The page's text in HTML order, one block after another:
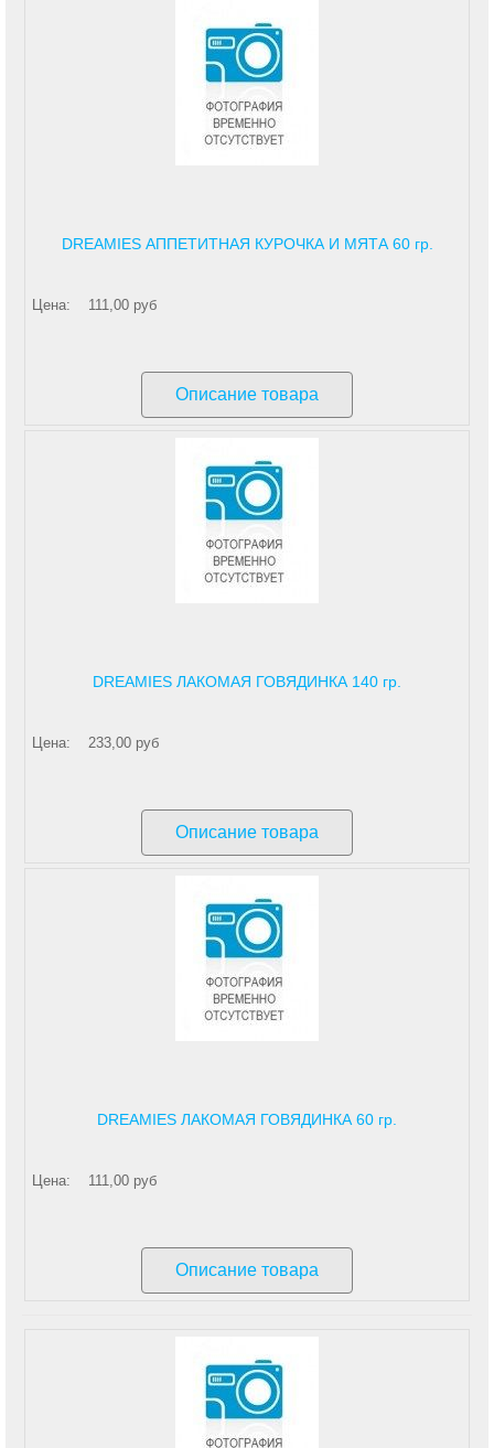
DREAMIES АППЕТИТНАЯ КУРОЧКА И МЯТА 60 гр.
Цена: 111,00 руб
Описание товара
DREAMIES ЛАКОМАЯ ГОВЯДИНКА 140 гр.
Цена: 233,00 руб
Описание товара
DREAMIES ЛАКОМАЯ ГОВЯДИНКА 60 гр.
Цена: 111,00 руб
Описание товара